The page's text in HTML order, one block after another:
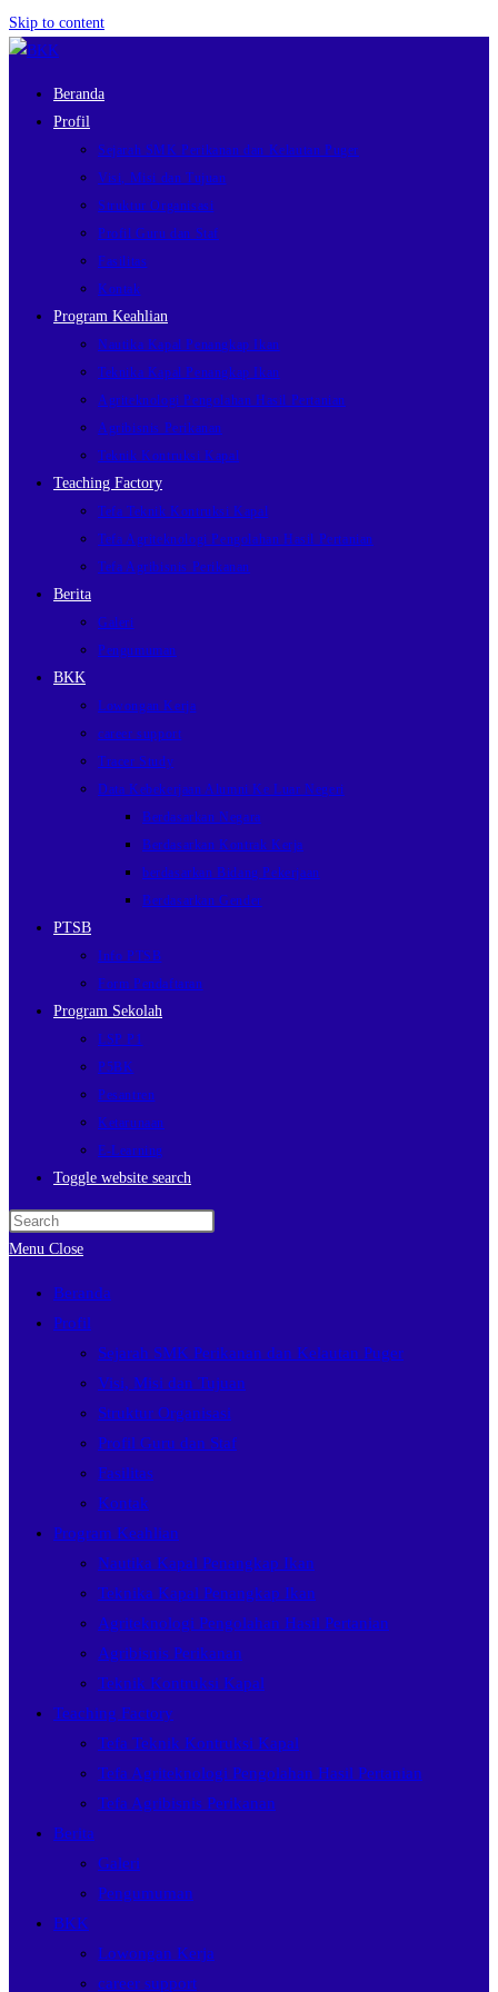
Skip to content
Beranda
Profil
Sejarah SMK Perikanan dan Kelautan Puger
Visi, Misi dan Tujuan
Struktur Organisasi
Profil Guru dan Staf
Fasilitas
Kontak
Program Keahlian
Nautika Kapal Penangkap Ikan
Teknika Kapal Penangkap Ikan
Agriteknologi Pengolahan Hasil Pertanian
Agribisnis Perikanan
Teknik Kontruksi Kapal
Teaching Factory
Tefa Teknik Kontruksi Kapal
Tefa Agriteknologi Pengolahan Hasil Pertanian
Tefa Agribisnis Perikanan
Berita
Galeri
Pengumuman
BKK
Lowongan Kerja
career support
Tracer Study
Data Kebekerjaan Alumni Ke Luar Negeri
Berdasarkan Negara
Berdasarkan Kontrak Kerja
berdasarkan Bidang Pekerjaan
Berdasarkan Gender
PTSB
Info PTSB
Form Pendaftaran
Program Sekolah
LSP P1
P5BK
Pesantren
Ketarunaan
E-Learning
Toggle website search
Menu Close
Beranda
Profil
Sejarah SMK Perikanan dan Kelautan Puger
Visi, Misi dan Tujuan
Struktur Organisasi
Profil Guru dan Staf
Fasilitas
Kontak
Program Keahlian
Nautika Kapal Penangkap Ikan
Teknika Kapal Penangkap Ikan
Agriteknologi Pengolahan Hasil Pertanian
Agribisnis Perikanan
Teknik Kontruksi Kapal
Teaching Factory
Tefa Teknik Kontruksi Kapal
Tefa Agriteknologi Pengolahan Hasil Pertanian
Tefa Agribisnis Perikanan
Berita
Galeri
Pengumuman
BKK
Lowongan Kerja
career support